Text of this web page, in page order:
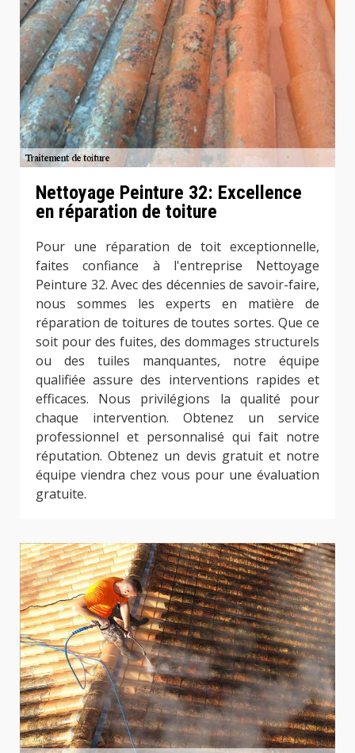
Nettoyage Peinture 32: Excellence
en réparation de toiture
Pour une réparation de toit exceptionnelle,
faites confiance à l'entreprise Nettoyage
Peinture 32. Avec des décennies de savoir-faire,
nous sommes les experts en matière de
réparation de toitures de toutes sortes. Que ce
soit pour des fuites, des dommages structurels
ou des tuiles manquantes, notre équipe
qualifiée assure des interventions rapides et
efficaces. Nous privilégions la qualité pour
chaque intervention. Obtenez un service
professionnel et personnalisé qui fait notre
réputation. Obtenez un devis gratuit et notre
équipe viendra chez vous pour une évaluation
gratuite.